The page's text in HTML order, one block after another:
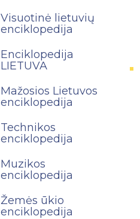
Visuotinė lietuvių
enciklopedija
Enciklopedija
LIETUVA
Mažosios Lietuvos
enciklopedija
Technikos
enciklopedija
Muzikos
enciklopedija
Žemės ūkio
enciklopedija